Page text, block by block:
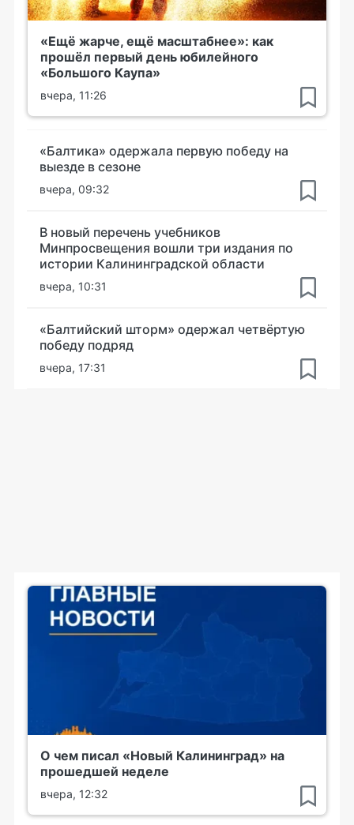
«Ещё жарче, ещё масштабнее»: как
прошёл первый день юбилейного
«Большого Каупа»
вчера, 11:26
«Балтика» одержала первую победу на
выезде в сезоне
вчера, 09:32
В новый перечень учебников
Минпросвещения вошли три издания по
истории Калининградской области
вчера, 10:31
«Балтийский шторм» одержал четвёртую
победу подряд
вчера, 17:31
О чем писал «Новый Калининград» на
прошедшей неделе
вчера, 12:32